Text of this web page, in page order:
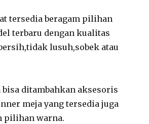
tersedia beragam pilihan
terbaru dengan kualitas
lusuh,sobek atau
bisa ditambahkan aksesoris
meja yang tersedia juga
pilihan warna.